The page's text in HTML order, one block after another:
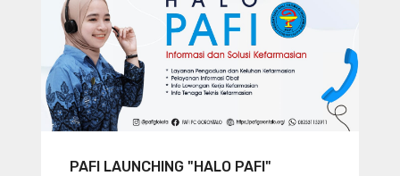
PAFI LAUNCHING "HALO PAFI"